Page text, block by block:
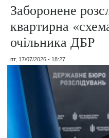
Заборонене
квартирна
очільника ДБР
пт, 17/07/2026 - 18:27